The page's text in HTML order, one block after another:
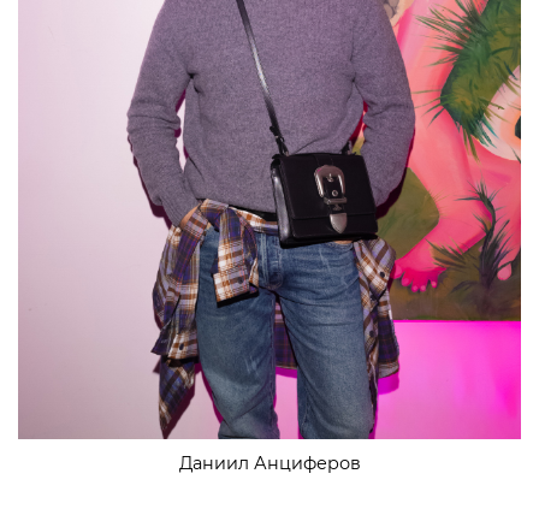
Даниил Анциферов